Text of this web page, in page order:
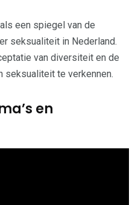
een spiegel van de
seksualiteit in Nederland.
van diversiteit en de
seksualiteit te verkennen.
en